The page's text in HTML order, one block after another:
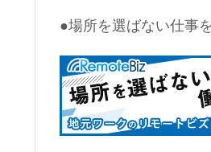
●場所を選ばない仕事